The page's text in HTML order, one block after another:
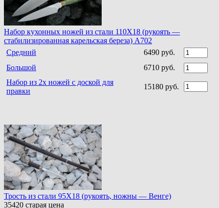
Набор кухонных ножей из стали 110Х18 (рукоять —
стабилизированная карельская береза) A702
Средний
6490 руб.
Большой
6710 руб.
Набор из 2х ножей с доской для
правки
15180 руб.
Трость из стали 95Х18 (рукоять, ножны — Венге)
35420 старая цена